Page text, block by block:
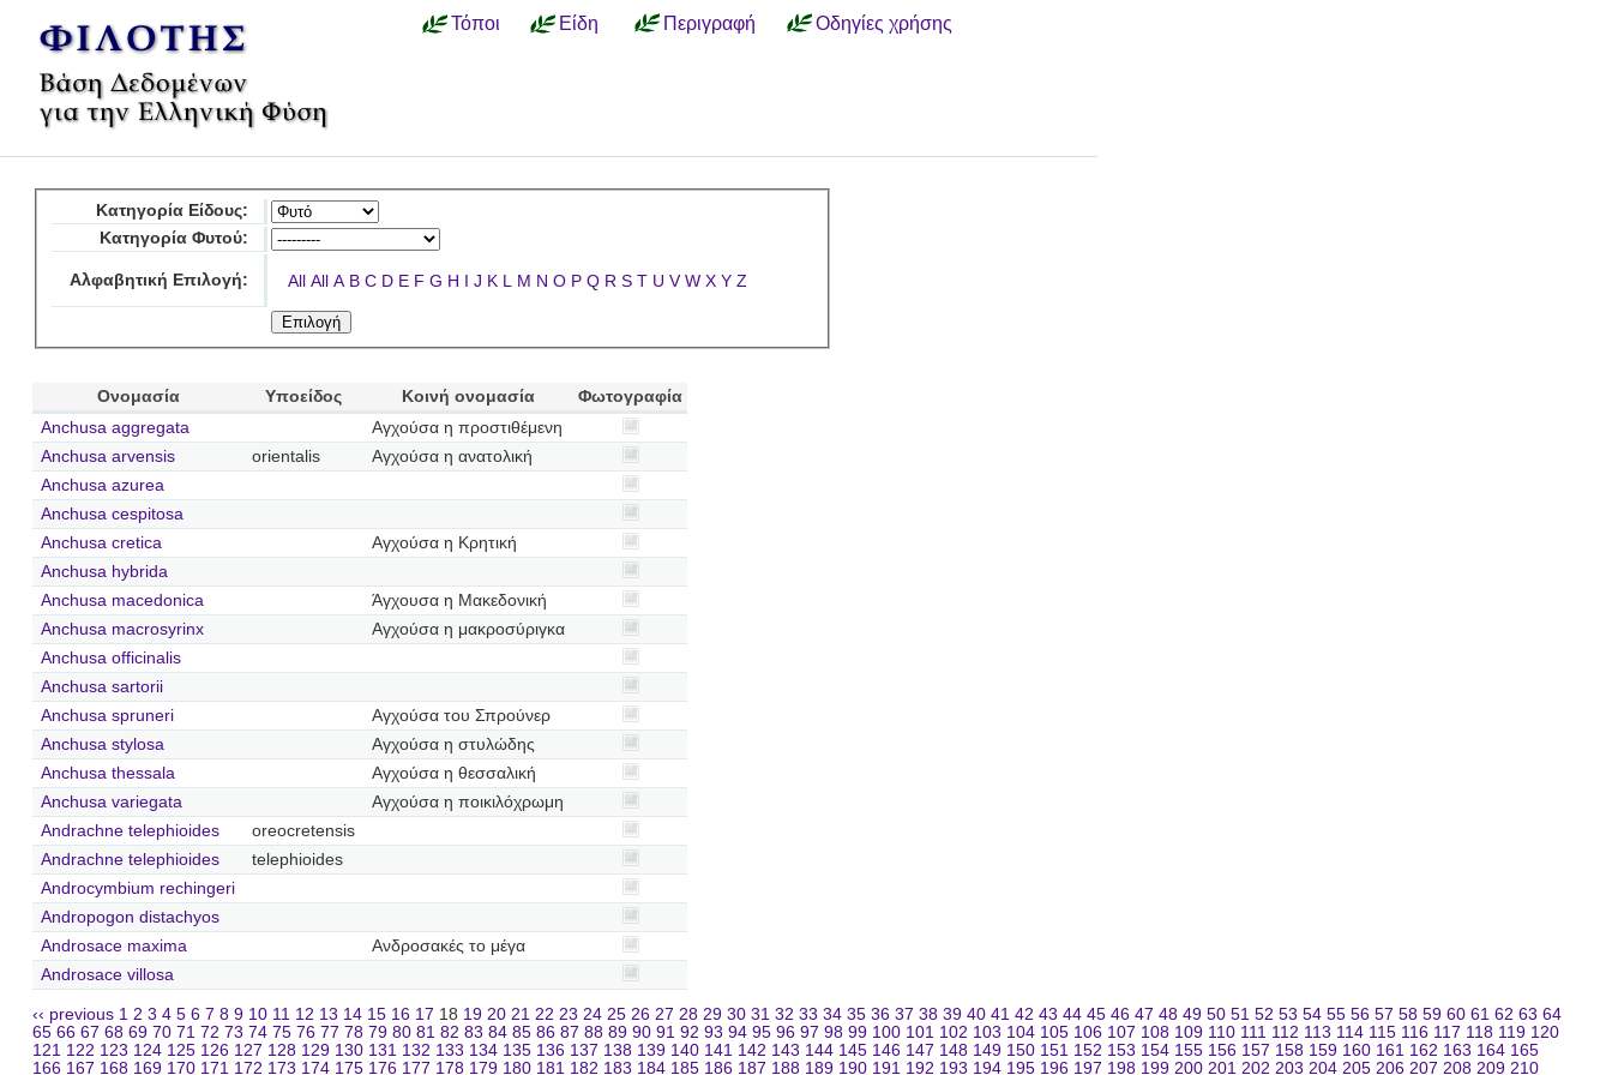
Τόποι Είδη Περιγραφή Οδηγίες χρήσης
Κατηγορία Είδους:
Κατηγορία Φυτού:
Αλφαβητική Επιλογή: All All A B C D E F G H I J K L M N O P Q R S T U V W X Y Z
Ονομασία Υποείδος Κοινή ονομασία
Φωτογραφία
Anchusa aggregata
Αγχούσα η προστιθέμενη
Anchusa arvensis
orientalis
Αγχούσα η ανατολική
Anchusa azurea
Anchusa cespitosa
Anchusa cretica
Αγχούσα η Κρητική
Anchusa hybrida
Anchusa macedonica
Άγχουσα η Μακεδονική
Anchusa macrosyrinx
Αγχούσα η μακροσύριγκα
Anchusa officinalis
Anchusa sartorii
Anchusa spruneri
Αγχούσα του Σπρούνερ
Anchusa stylosa
Αγχούσα η στυλώδης
Anchusa thessala
Αγχούσα η θεσσαλική
Anchusa variegata
Αγχούσα η ποικιλόχρωμη
Andrachne telephioides
oreocretensis
Andrachne telephioides
telephioides
Androcymbium rechingeri
Andropogon distachyos
Androsace maxima
Ανδροσακές το μέγα
Androsace villosa
‹‹ previous 1 2 3 4 5 6 7 8 9 10 11 12 13 14 15 16 17 18 19 20 21 22 23 24 25 26 27 28 29 30 31 32 33 34 35 36 37 38 39 40 41 42 43 44 45 46 47 48 49 50 51 52 53 54 55 56 57 58 59 60 61 62 63 64
65 66 67 68 69 70 71 72 73 74 75 76 77 78 79 80 81 82 83 84 85 86 87 88 89 90 91 92 93 94 95 96 97 98 99 100 101 102 103 104 105 106 107 108 109 110 111 112 113 114 115 116 117 118 119 120
121 122 123 124 125 126 127 128 129 130 131 132 133 134 135 136 137 138 139 140 141 142 143 144 145 146 147 148 149 150 151 152 153 154 155 156 157 158 159 160 161 162 163 164 165
166 167 168 169 170 171 172 173 174 175 176 177 178 179 180 181 182 183 184 185 186 187 188 189 190 191 192 193 194 195 196 197 198 199 200 201 202 203 204 205 206 207 208 209 210